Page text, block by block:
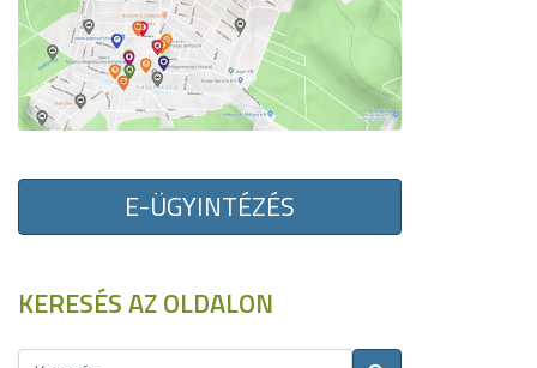
E-ÜGYINTÉZÉS
KERESÉS AZ OLDALON